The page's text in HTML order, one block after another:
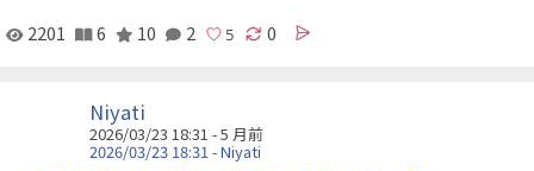
2201 6 10 2 0
Niyati
2026/03/23 18:31 - 5 月前
2026/03/23 18:31 - Niyati